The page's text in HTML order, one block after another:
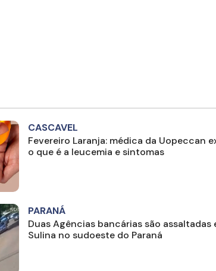
CASCAVEL
Fevereiro Laranja: médica da Uopeccan
o que é a leucemia e sintomas
PARANÁ
Duas Agências bancárias são assaltadas
Sulina no sudoeste do Paraná